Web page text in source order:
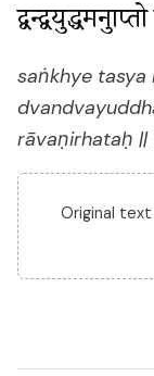
saṅkhye
rāvaṇirhataḥ ||
Original